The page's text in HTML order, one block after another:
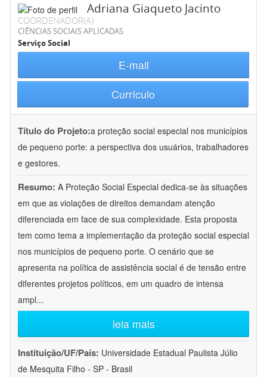
Adriana Giaqueto Jacinto
COORDENADOR(A)
CIÊNCIAS SOCIAIS APLICADAS
Serviço Social
E-mail
Currículo
Título do Projeto:a proteção social especial nos municípios
de pequeno porte: a perspectiva dos usuários, trabalhadores
e gestores.
Resumo: A Proteção Social Especial dedica-se às situações
em que as violações de direitos demandam atenção
diferenciada em face de sua complexidade. Esta proposta
tem como tema a implementação da proteção social especial
nos municípios de pequeno porte. O cenário que se
apresenta na política de assistência social é de tensão entre
diferentes projetos políticos, em um quadro de intensa
ampl...
leia mais
Instituição/UF/País: Universidade Estadual Paulista Júlio
de Mesquita Filho - SP - Brasil